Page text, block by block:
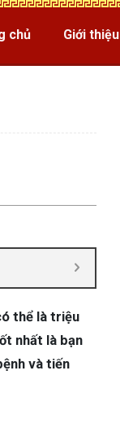
chủ Giới thiệu
thể là triệu
nhất là bạn
và tiến